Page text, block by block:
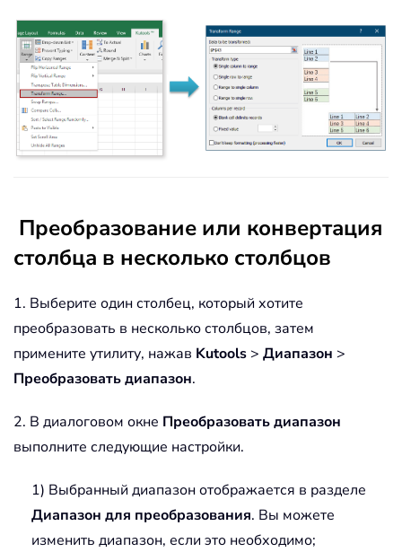
Преобразование или конвертация
столбца в несколько столбцов
1. Выберите один столбец, который хотите
преобразовать в несколько столбцов, затем
примените утилиту, нажав Kutools > Диапазон >
Преобразовать диапазон.
2. В диалоговом окне Преобразовать диапазон
выполните следующие настройки.
1) Выбранный диапазон отображается в разделе
Диапазон для преобразования. Вы можете
изменить диапазон, если это необходимо;